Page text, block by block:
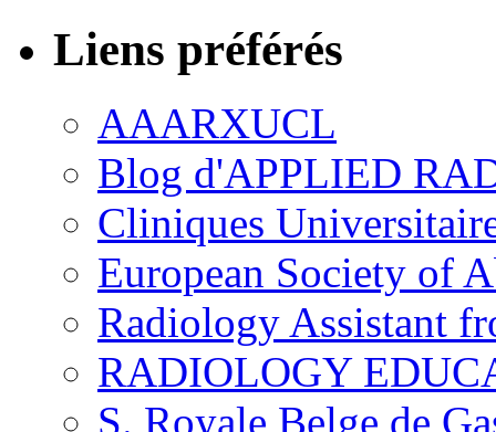
Liens préférés
AAARXUCL
Blog d'APPLIED
Cliniques
European Society of
Radiology Assistant
RADIOLOGY
S. Royale Belge de